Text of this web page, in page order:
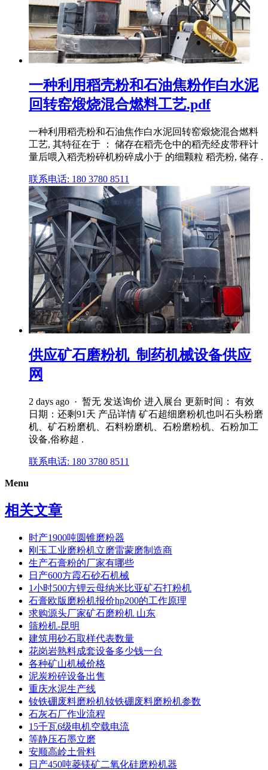
一种利用稻壳粉和石油焦粉作白水泥
回转窑煅烧混合燃料工艺.pdf
一种利用稻壳粉和石油焦作白水泥回转窑煅烧混合燃料
工艺, 其特征在于 ： 储存在稻壳仓中的稻壳经皮带秤计
量后喂入稻壳粉碎机粉碎成小于 的细颗粒 稻壳粉, 储存 .
联系电话: 180 3780 8511
供应矿石磨粉机_制药机械设备供应
网
2 days ago · 暂无 发送询价 进入展台 更新时间： 有效
日期：还剩91天 产品详情 矿石超细磨粉机也叫石头粉磨
机、矿石粉磨机、石料粉磨机、石粉磨粉机、石粉加工
设备,俗称超 .
联系电话: 180 3780 8511
Menu
相关文章
时产1900吨圆锥磨粉器
刚玉工业磨粉机立磨雷蒙磨制造商
生产石膏粉的厂家有哪些
日产600方霞石砂石机械
1小时500方锂云母纳米比亚矿石打粉机
石膏欧版磨粉机报价hp200的工作原理
求购源头厂家矿石磨粉机 山东
筛粉机-昆明
建筑用砂石取样代表数量
花岗岩熟料成套设备多少钱一台
各种矿山机械价格
泥炭粉碎设备出售
重庆水泥生产线
钕铁硼废料磨粉机钕铁硼废料磨粉机参数
石灰石厂作业流程
15千瓦6级电机空载电流
等静压石墨立磨
安顺高岭土骨料
日产450吨菱镁矿二氧化硅磨粉机器